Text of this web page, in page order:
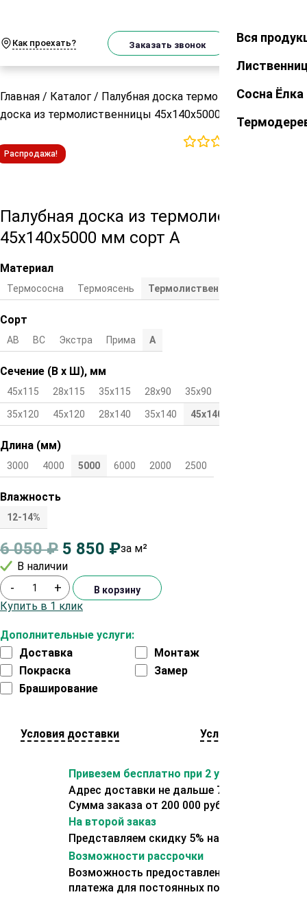
Как проехать? Заказать звонок Закрыть
Вся
Сосна Ёлка
Главная / Каталог / Палубная доска термо
Палубная
доска из термолиственницы 45х140х5000 мм сорт А
Распродажа!
Палубная доска из термолиственницы
45х140х5000 мм сорт А
Материал
Термососна Термоясень Термолиственница
Сорт
АВ ВС Экстра Прима А
Сечение (В х Ш), мм
45х115 28х115 35х115 28х90 35х90
35х120 45х120 28х140 35х140 45х140
Длина (мм)
3000 4000 5000 6000 2000 2500
Влажность
12-14%
6 050₽ 5 850 ₽за м²
В наличии
Дополнительные услуги:
Доставка
Монтаж
Покраска
Замер
Браширование
- + В корзину
Купить в 1 клик
Условия доставки Условия оплаты
Привезем бесплатно при 2 условиях:
Адрес доставки не дальше 70 км от склада.
Сумма заказа от 200 000 рублей.
На второй заказ
Представляем скидку 5% на второй заказ
Возможности рассрочки
Возможность предоставления отсрочки
платежа для постоянных покупателей.